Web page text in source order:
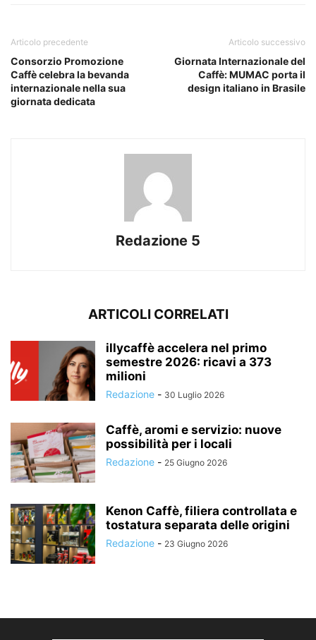
Articolo precedente
Consorzio Promozione
Caffè celebra la bevanda
internazionale nella sua
giornata dedicata
Articolo successivo
Giornata Internazionale del
Caffè: MUMAC porta il
design italiano in Brasile
Redazione 5
ARTICOLI CORRELATI
illycaffè accelera nel primo
semestre 2026: ricavi a 373
milioni
Redazione - 30 Luglio 2026
Caffè, aromi e servizio: nuove
possibilità per i locali
Redazione - 25 Giugno 2026
Kenon Caffè, filiera controllata e
tostatura separata delle origini
Redazione - 23 Giugno 2026